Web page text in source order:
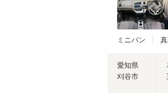
ミニバン
愛知県
刈谷市